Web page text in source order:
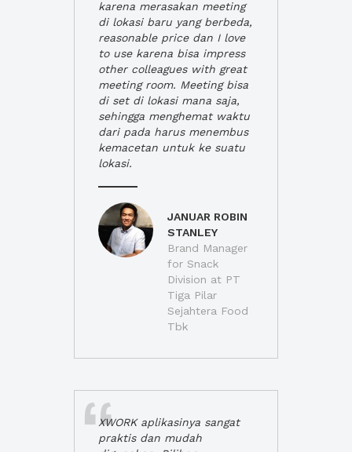
karena merasakan meeting
di lokasi baru yang berbeda,
reasonable price dan I love
to use karena bisa impress
other colleagues with great
meeting room. Meeting bisa
di set di lokasi mana saja,
sehingga menghemat waktu
dari pada harus menembus
kemacetan untuk ke suatu
lokasi.
JANUAR ROBIN
STANLEY
Brand Manager
for Snack
Division at PT
Tiga Pilar
Sejahtera Food
Tbk
XWORK aplikasinya sangat
praktis dan mudah